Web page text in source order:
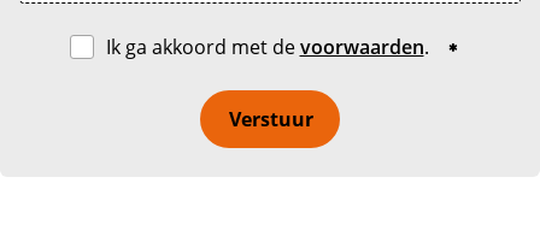
Ik ga akkoord met devoorwaarden.
Verstuur